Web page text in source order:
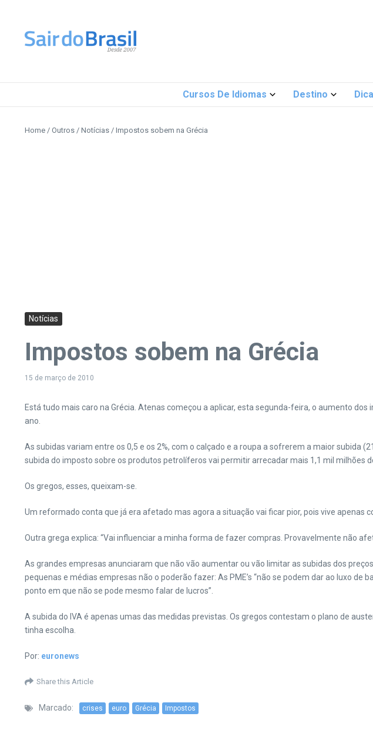
Cursos De Idiomas Destino
Home / Outros / Notícias / Impostos sobem na Grécia
Notícias
Impostos sobem na Grécia
15 de março de 2010
Está tudo mais caro na Grécia. Atenas começou a aplicar, esta segunda-feira, o aumento dos
ano.
As subidas variam entre os 0,5 e os 2%, com o calçado e a roupa a sofrerem a maior subida
subida do imposto sobre os produtos petrolíferos vai permitir arrecadar mais 1,1 mil milhões
Os gregos, esses, queixam-se.
Um reformado conta que já era afetado mas agora a situação vai ficar pior, pois vive apenas
Outra grega explica: “Vai influenciar a minha forma de fazer compras. Provavelmente não
As grandes empresas anunciaram que não vão aumentar ou vão limitar as subidas dos
pequenas e médias empresas não o poderão fazer: As PME’s “não se podem dar ao luxo
ponto em que não se pode mesmo falar de lucros”.
A subida do IVA é apenas umas das medidas previstas. Os gregos contestam o plano de
tinha escolha.
Por: euronews
Share this Article
Marcado: crises euro Grécia Impostos